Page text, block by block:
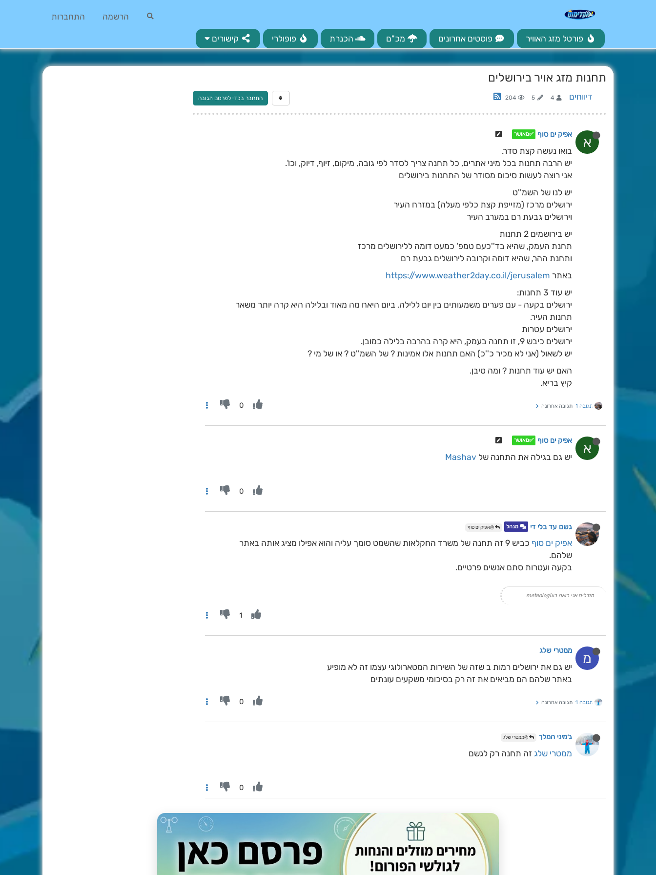
הרשמה התחברות
פורטל מזג האוויר פוסטים אחרונים מכ"ם הכנרת פופולרי קישורים
תחנות מזג אויר בירושלים
דיווחים 4
5
204 התחבר בכדי לפרסם תגובה
א אפיק ים סוף ✅מאושר
בואו נעשה קצת סדר.
יש הרבה תחנות בכל מיני אתרים, כל תחנה צריך לסדר לפי גובה, מיקום, זיוף, דיוק, וכו'.
אני רוצה לעשות סיכום מסודר של התחנות בירושלים
יש לנו של השמ''ט
ירושלים מרכז (מזייפת קצת כלפי מעלה) במזרח העיר
וירושלים גבעת רם במערב העיר
יש בירושמים 2 תחנות
תחנת העמק, שהיא בד''כעם טמפ' כמעט דומה ללירושלים מרכז
ותחנת ההר, שהיא דומה וקרובה לירושלים גבעת רם
באתר https://www.weather2day.co.il/jerusalem
יש עוד 3 תחנות:
ירושלים בקעה - עם פערים משמעותים בין יום ללילה, ביום היאח מה מאוד ובלילה היא קרה יותר משאר
תחנות העיר.
ירושלים עטרות
ירושלים כיבש 9, זו תחנה בעמק, היא קרה בהרבה בלילה כמובן.
יש לשאול (אני לא מכיר כ''כ) האם תחנות אלו אמינות ? של השמ''ט ? או של מי ?
האם יש עוד תחנות ? ומה טיבן.
קיץ בריא.
תגובה 1 תגובה אחרונה 0
א אפיק ים סוף ✅מאושר
יש גם בגילה את התחנה של Mashav
0
גשם עד בלי די מנהל @אפיק ים סוף
אפיק ים סוף
כביש 9 זה תחנה של משרד החקלאות שהשמט סומך עליה והוא אפילו מציג אותה באתר
שלהם.
בקעה ועטרות סתם אנשים פרטיים.
מודלים אני רואה בmeteologix
1
מ ממטרי שלג
יש גם את ירושלים רמות ב שזה של השירות המטארולוגי עצמו זה לא מופיע
באתר שלהם הם מביאים את זה רק בסיכומי משקעים עונתים
תגובה 1 תגובה אחרונה 0
ג׳מיני המלך @ממטרי שלג
ממטרי שלג זה תחנה רק לגשם
0